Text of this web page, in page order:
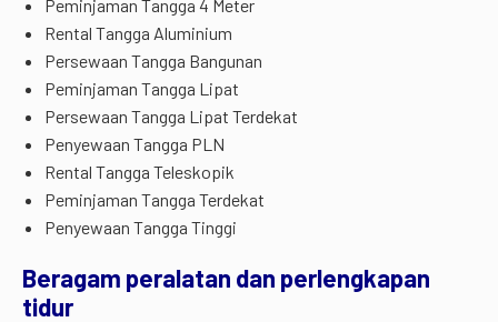
Peminjaman Tangga 4 Meter
Rental Tangga Aluminium
Persewaan Tangga Bangunan
Peminjaman Tangga Lipat
Persewaan Tangga Lipat Terdekat
Penyewaan Tangga PLN
Rental Tangga Teleskopik
Peminjaman Tangga Terdekat
Penyewaan Tangga Tinggi
Beragam peralatan dan perlengkapan
tidur